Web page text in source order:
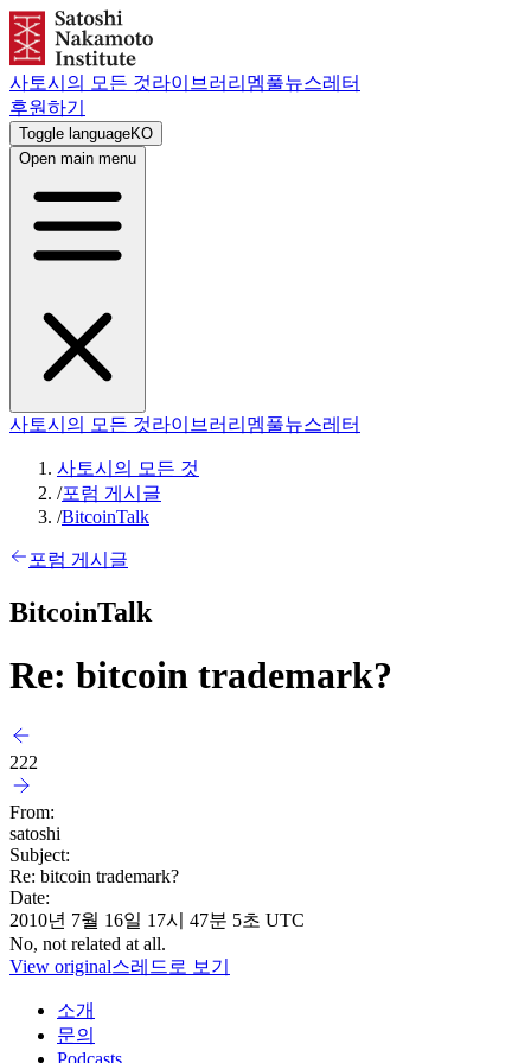
사토시의 모든 것라이브러리 멤풀뉴스레터
후원하기
Toggle languageKO
Open main menu
사토시의 모든 것라이브러리 멤풀뉴스레터
사토시의 모든 것
/포럼 게시글
/BitcoinTalk
포럼 게시글
BitcoinTalk
Re: bitcoin trademark?
222
From:
satoshi
Subject:
Re: bitcoin trademark?
Date:
2010년 7월 16일 17시 47분 5초 UTC
No, not related at all.
View original스레드로 보기
소개
문의
Podcasts